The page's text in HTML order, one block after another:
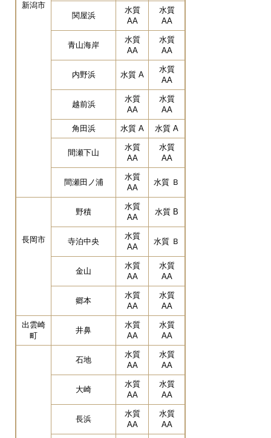
新潟市
関屋浜
水質
AA
水質
AA
青山海岸
水質
AA
水質
AA
内野浜 水質 A
水質
AA
越前浜
水質
AA
水質
AA
角田浜 水質 A 水質 A
間瀬下山
水質
AA
水質
AA
間瀬田ノ浦
水質
AA
水質 Ｂ
長岡市
野積
水質
AA
水質 B
寺泊中央
水質
AA
水質 Ｂ
金山
水質
AA
水質
AA
郷本
水質
AA
水質
AA
出雲崎
町
井鼻
水質
AA
水質
AA
石地
水質
AA
水質
AA
大崎
水質
AA
水質
AA
長浜
水質
AA
水質
AA